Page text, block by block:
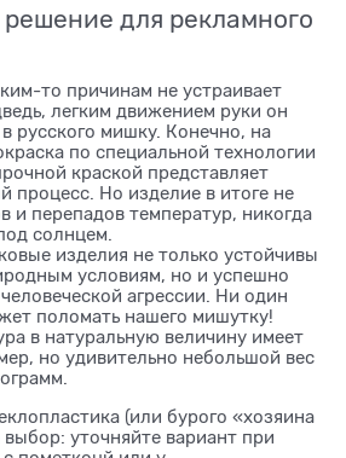
для рекламного
то причинам не устраивает
легким движением руки он
русского мишку. Конечно, на
по специальной технологии
краской представляет
процесс. Но изделие в итоге не
и перепадов температур, никогда
солнцем.
изделия не только устойчивы
условиям, но и успешно
агрессии. Ни один
поломать нашего мишутку!
в натуральную величину имеет
но удивительно небольшой вес
(или бурого «хозяина
выбор: уточняйте вариант при